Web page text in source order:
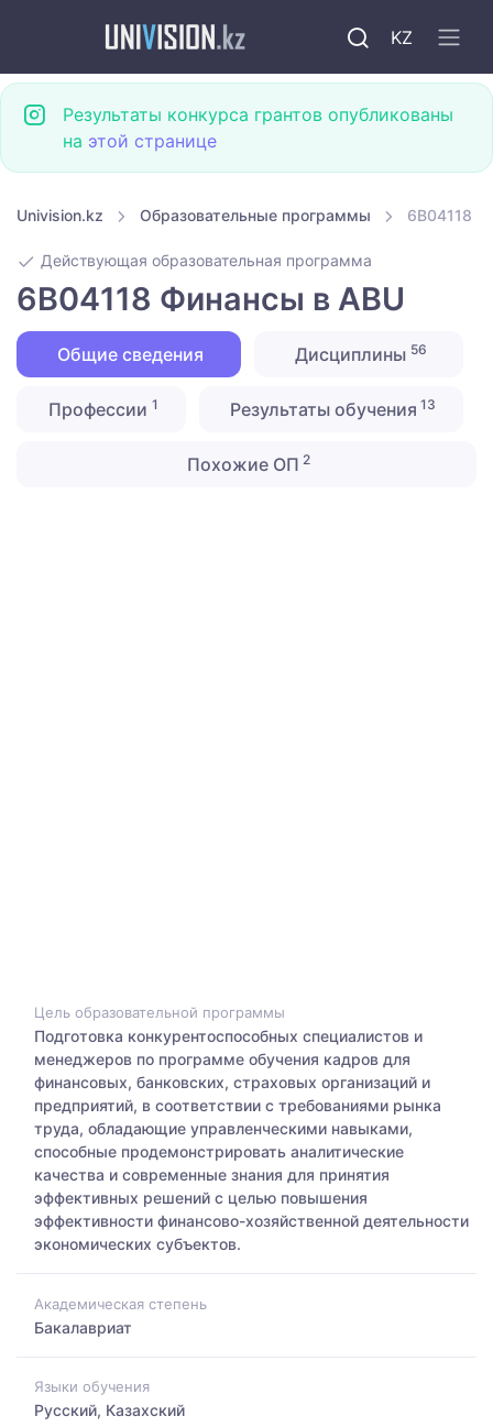
KZ
Результаты конкурса грантов опубликованы
на этой странице
Univision.kz Образовательные программы 6B04118
Действующая образовательная программа
6B04118 Финансы в ABU
Общие сведения Дисциплины 56
Профессии 1 Результаты обучения 13
Похожие ОП 2
Цель образовательной программы
Подготовка конкурентоспособных специалистов и
менеджеров по программе обучения кадров для
финансовых, банковских, страховых организаций и
предприятий, в соответствии с требованиями рынка
труда, обладающие управленческими навыками,
способные продемонстрировать аналитические
качества и современные знания для принятия
эффективных решений с целью повышения
эффективности финансово-хозяйственной деятельности
экономических субъектов.
Академическая степень
Бакалавриат
Языки обучения
Русский, Казахский